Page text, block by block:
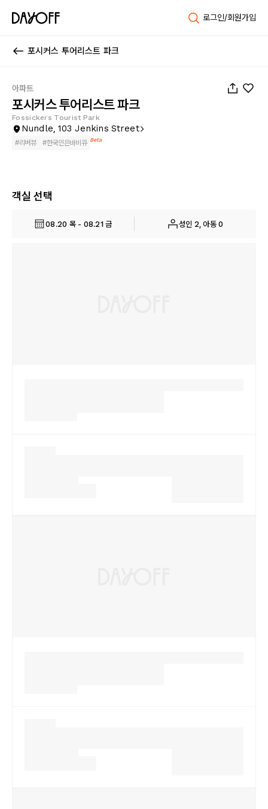
로그인/회원가입
포시커스 투어리스트 파크
아파트
포시커스 투어리스트 파크
Fossickers Tourist Park
Nundle, 103 Jenkins Street
#리버뷰 #한국인은바비큐 Beta
객실 선택
08.20 목 - 08.21 금 성인 2, 아동 0